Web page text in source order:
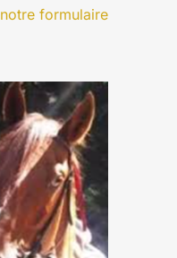
notre formulaire